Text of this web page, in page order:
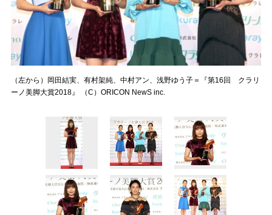
（左から）岡田結実、有村架純、中村アン、浅野ゆう子＝『第16回 クラリ
ーノ美脚大賞2018』 （C）ORICON NewS inc.